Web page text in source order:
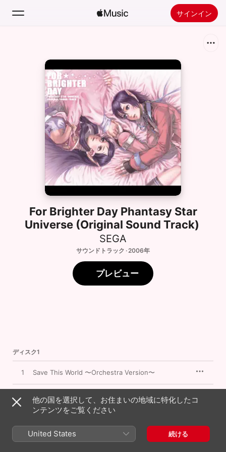
サインイン
ホーム
新着おすすめ
ラジオ
Apple Musicをインストール
For Brighter Day Phantasy Star
Universe (Original Sound Track)
SEGA
サウンドトラック · 2006年
プレビュー
ディスク1
1 Save This World 〜Orchestra Version〜
Parum
4 The First Story
他の国を選択して、お住まいの地域に特化したコ
ンテンツをご覧ください
United States 続ける